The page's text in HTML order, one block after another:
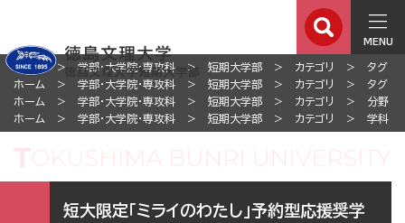
MENU
ホーム 学部・大学院・専攻科 短期大学部 カテゴリ
タグ
ホーム
学部・大学院・専攻科 短期大学部 カテゴリ
タグ
ホーム
学部・大学院・専攻科 短期大学部 カテゴリ
分野
ホーム
学部・大学院・専攻科 短期大学部 カテゴリ 学科
短大限定「ミライのわたし」予約型応援奨学